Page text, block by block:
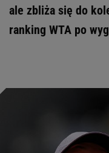
ale zbliża się do
ranking WTA po